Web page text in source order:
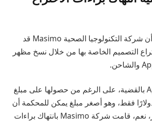
زعمت شركة آبل أن شركة التكنولوجيا الصحية Masimo قد
التصميم الخاصة بها من خلال نسخ مظهر
فازت شركة Apple بالقضية، على الرغم من حصولها على مبلغ
قدره 250 دولارًا فقط، وهو أصغر مبلغ يمكن للمحكمة أن
تأمر به. بمعنى آخر، نعم، قامت شركة Masimo بانتهاك براءات